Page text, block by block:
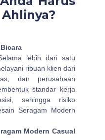
lebih dari satu
ribuan klien dari
dan perusahaan
standar kerja
sehingga risiko
Seragam Modern
Modern Casual